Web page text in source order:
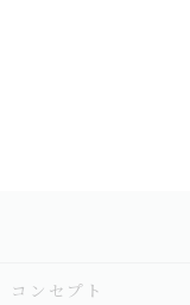
コンセプト